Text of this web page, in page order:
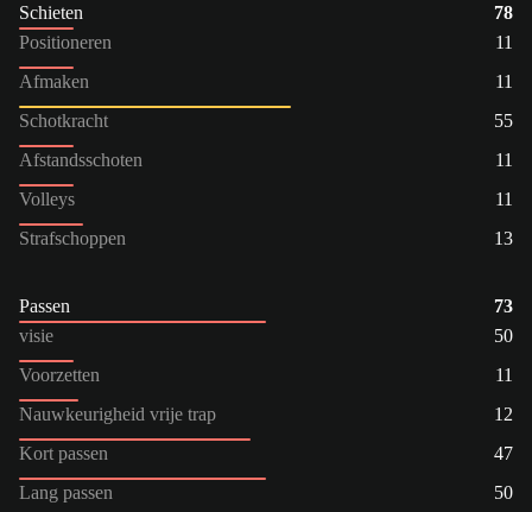
Schieten
78
Positioneren
11
Afmaken
11
Schotkracht
55
Afstandsschoten
11
Volleys
11
Strafschoppen
13
Passen
73
visie
50
Voorzetten
11
Nauwkeurigheid vrije trap
12
Kort passen
47
Lang passen
50